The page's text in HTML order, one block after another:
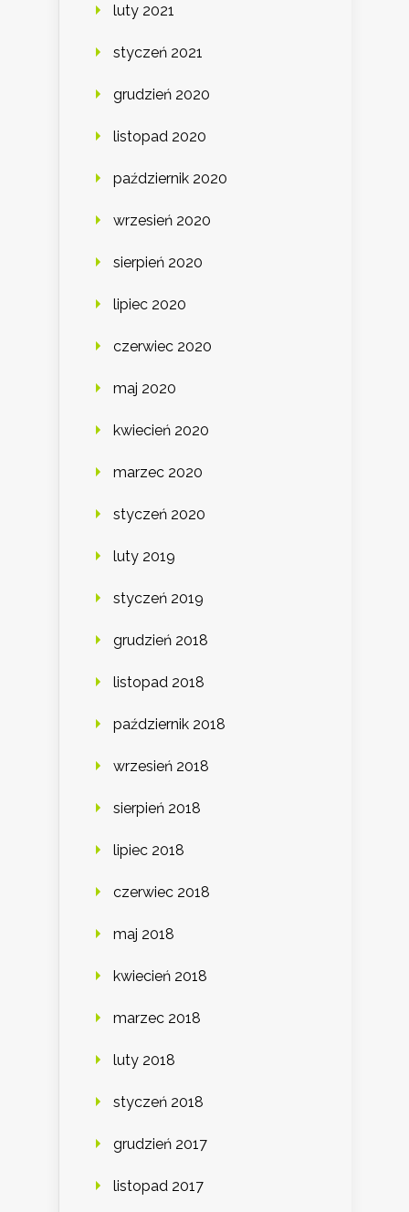
luty 2021
styczeń 2021
grudzień 2020
listopad 2020
październik 2020
wrzesień 2020
sierpień 2020
lipiec 2020
czerwiec 2020
maj 2020
kwiecień 2020
marzec 2020
styczeń 2020
luty 2019
styczeń 2019
grudzień 2018
listopad 2018
październik 2018
wrzesień 2018
sierpień 2018
lipiec 2018
czerwiec 2018
maj 2018
kwiecień 2018
marzec 2018
luty 2018
styczeń 2018
grudzień 2017
listopad 2017